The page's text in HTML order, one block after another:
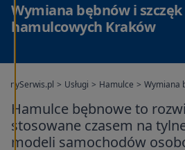
Wymiana bębnów i szczęk
hamulcowych Kraków
> Usługi > Hamulce > Wymiana
Hamulce bębnowe to
stosowane czasem na
modeli samochodów